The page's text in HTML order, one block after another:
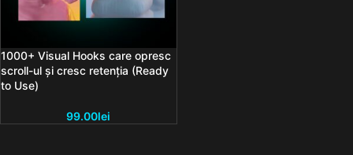
1000+ Visual Hooks care opresc
scroll-ul și cresc retenția (Ready
to Use)
99.00lei